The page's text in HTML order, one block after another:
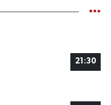
21:30